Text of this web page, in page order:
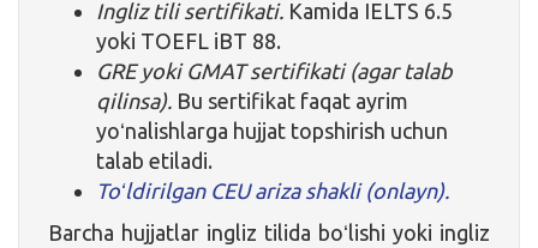
Ingliz tili sertifikati. Kamida IELTS 6.5
yoki TOEFL iBT 88.
GRE yoki GMAT sertifikati (agar talab
qilinsa). Bu sertifikat faqat ayrim
yoʻnalishlarga hujjat topshirish uchun
talab etiladi.
Toʻldirilgan CEU ariza shakli (onlayn).
Barcha hujjatlar ingliz tilida boʻlishi yoki ingliz